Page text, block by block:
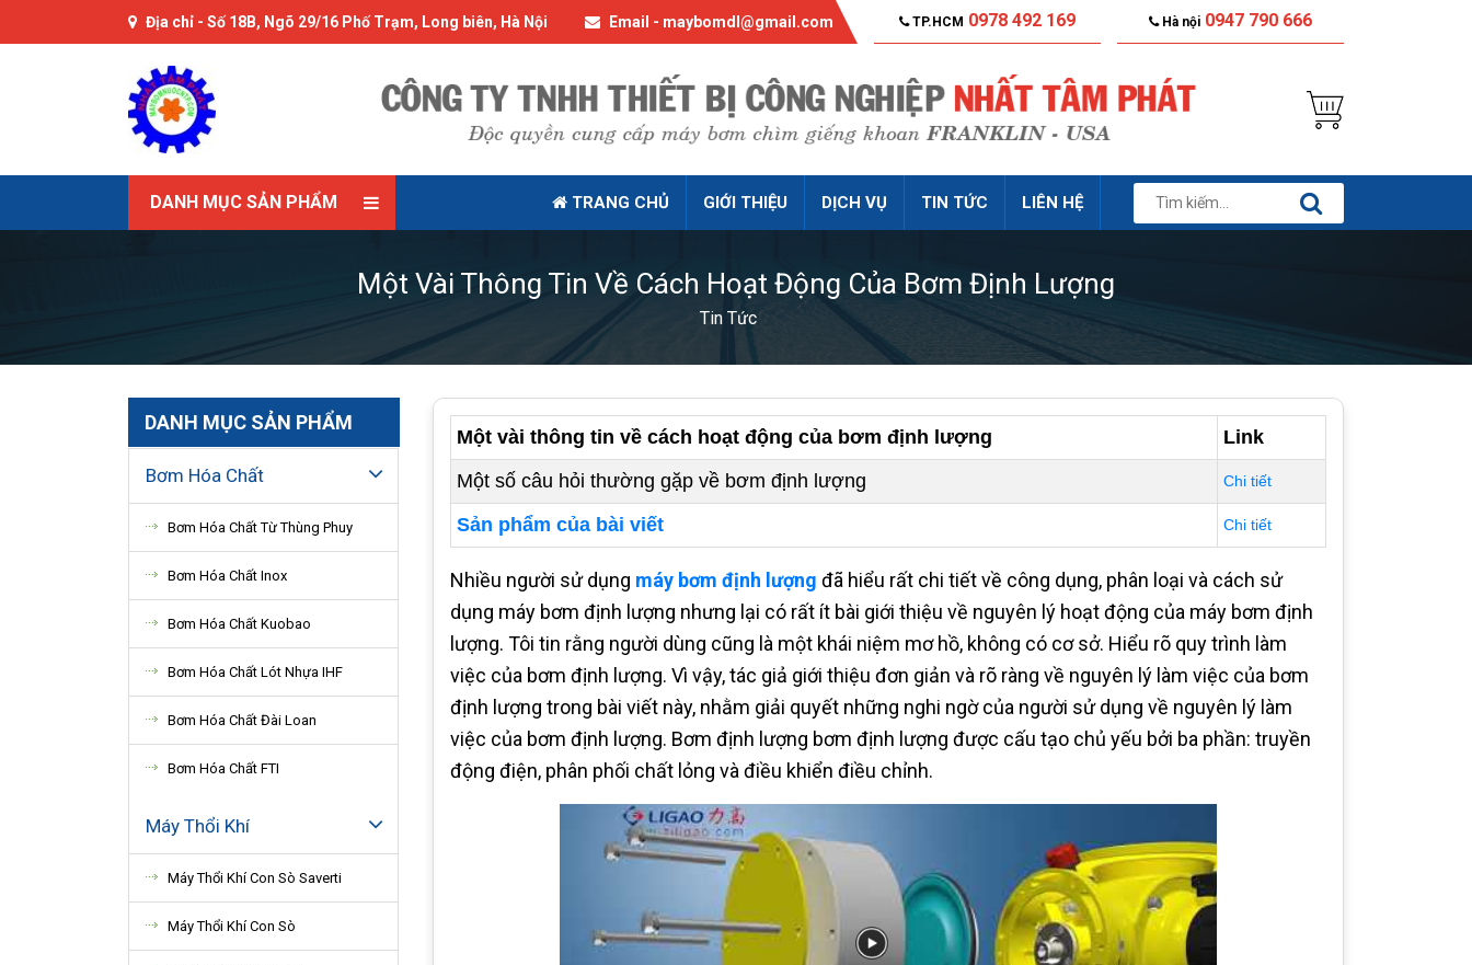
Địa chỉ - Số 18B, Ngõ 29/16 Phố Trạm, Long biên, Hà Nội Email - maybomdl@gmail.com TP.HCM 0978 492 169 Hà nội 0947 790 666
DANH MỤC SẢN PHẨM TRANG CHỦ GIỚI THIỆU DỊCH VỤ TIN TỨC LIÊN HỆ
Một Vài Thông Tin Về Cách Hoạt Động Của Bơm Định Lượng
Tin Tức
DANH MỤC SẢN PHẨM
Bơm Hóa Chất
Bơm Hóa Chất Từ Thùng Phuy
Bơm Hóa Chất Inox
Bơm Hóa Chất Kuobao
Bơm Hóa Chất Lót Nhựa IHF
Bơm Hóa Chất Đài Loan
Bơm Hóa Chất FTI
Máy Thổi Khí
Máy Thổi Khí Con Sò Saverti
Máy Thổi Khí Con Sò
Một vài thông tin về cách hoạt động của bơm định lượng
Link
Một số câu hỏi thường gặp về bơm định lượng
Chi tiết
Sản phẩm của bài viết Chi tiết
Nhiều người sử dụng máy bơm định lượng đã hiểu rất chi tiết về công dụng, phân loại và cách sử
dụng máy bơm định lượng nhưng lại có rất ít bài giới thiệu về nguyên lý hoạt động của máy bơm định
lượng. Tôi tin rằng người dùng cũng là một khái niệm mơ hồ, không có cơ sở. Hiểu rõ quy trình làm
việc của bơm định lượng. Vì vậy, tác giả giới thiệu đơn giản và rõ ràng về nguyên lý làm việc của bơm
định lượng trong bài viết này, nhằm giải quyết những nghi ngờ của người sử dụng về nguyên lý làm
việc của bơm định lượng. Bơm định lượng bơm định lượng được cấu tạo chủ yếu bởi ba phần: truyền
động điện, phân phối chất lỏng và điều khiển điều chỉnh.